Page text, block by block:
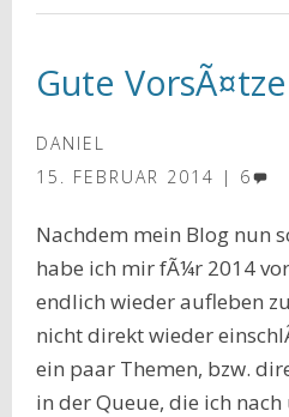
Gute
DANIEL
15. FEBRUAR 2014
6
Nachdem mein Blog nun
habe ich mir fÃ¼r 2014
endlich wieder aufleben
nicht direkt wieder
ein paar Themen, bzw.
in der Queue, die ich nach